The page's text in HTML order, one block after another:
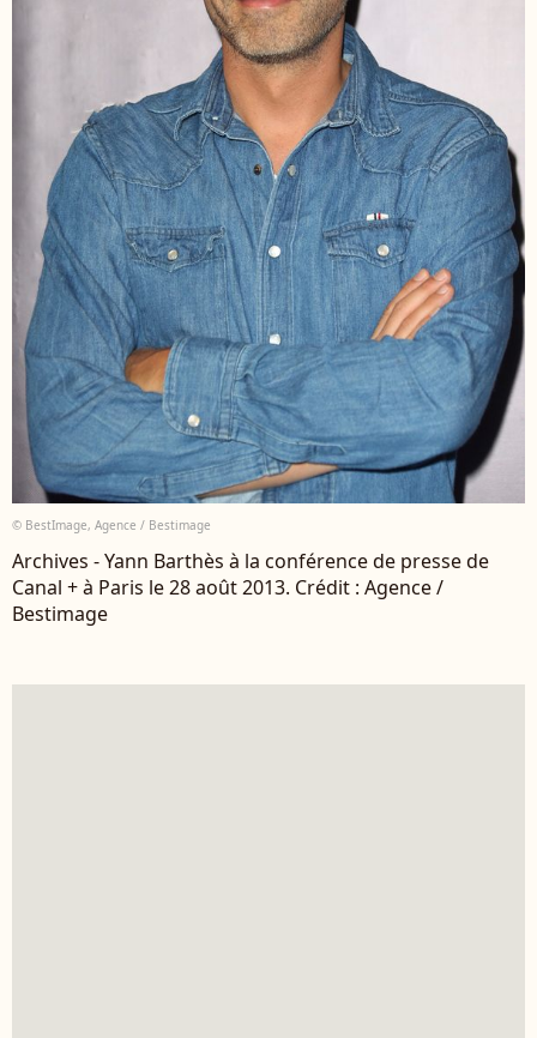
© BestImage, Agence / Bestimage
Archives - Yann Barthès à la conférence de presse de
Canal + à Paris le 28 août 2013. Crédit : Agence /
Bestimage